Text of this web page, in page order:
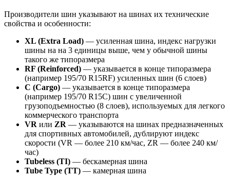
Производители шин указывают на шинах их технические
свойства и особенности:
XL (Extra Load) — усиленная шина, индекс нагрузки
шины на на 3 единицы выше, чем у обычной шины
такого же типоразмера
RF (Reinforced) — указывается в конце типоразмера
(например 195/70 R15RF) усиленных шин (6 слоев)
С (Cargo) — указывается в конце типоразмера
(например 195/70 R15C) шин с увеличенной
грузоподъемностью (8 слоев), используемых для легкого
коммерческого транспорта
VR или ZR — указываются на шинах предназначенных
для спортивных автомобилей, дублируют индекс
скорости (VR — более 210 км/час, ZR — более 240 км/
час)
Tubeless (TI) — бескамерная шина
Tube Type (TT) — камерная шина